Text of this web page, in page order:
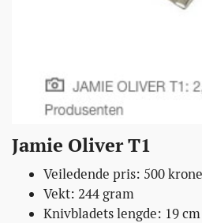
Jamie Oliver T1
Veiledende pris: 500
Vekt: 244 gram
Knivbladets lengde: 19 cm